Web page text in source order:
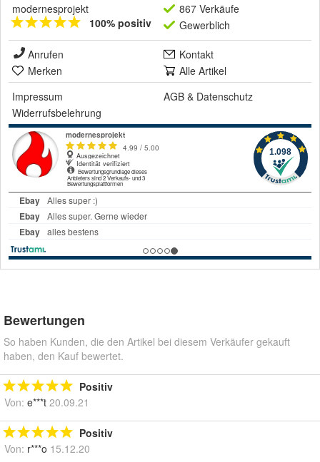
modernesprojekt
100% positiv
867 Verkäufe
Gewerblich
Anrufen
Kontakt
Merken
Alle Artikel
Impressum
AGB & Datenschutz
Widerrufsbelehrung
Bewertungen
So haben Kunden, die den Artikel bei diesem Verkäufer gekauft
haben, den Kauf bewertet.
Positiv
Von: e***t 20.09.21
Positiv
Von: r***o 15.12.20